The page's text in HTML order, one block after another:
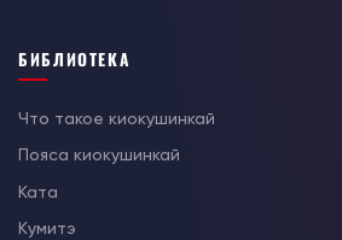
БИБЛИОТЕКА
Что такое киокушинкай
Пояса киокушинкай
Ката
Кумитэ